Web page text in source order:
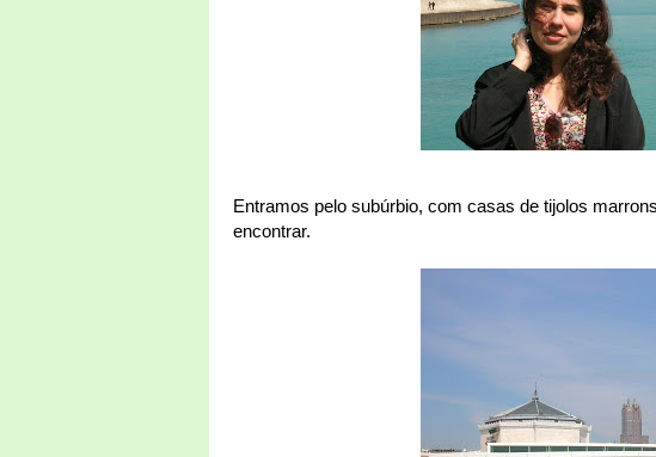
Entramos pelo subúrbio, com casas de tijolos
encontrar.